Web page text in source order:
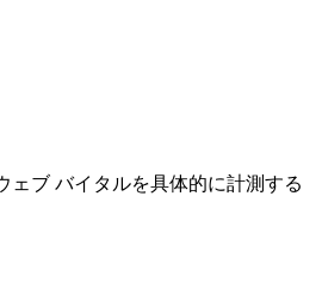
ブ バイタルを具体的に計測する